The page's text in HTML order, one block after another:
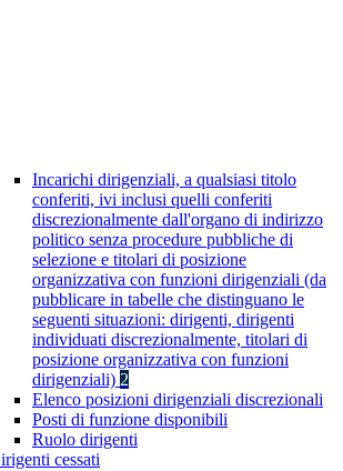
Incarichi dirigenziali, a qualsiasi titolo
conferiti, ivi inclusi quelli conferiti
discrezionalmente dall'organo di indirizzo
politico senza procedure pubbliche di
selezione e titolari di posizione
organizzativa con funzioni dirigenziali (da
pubblicare in tabelle che distinguano le
seguenti situazioni: dirigenti, dirigenti
individuati discrezionalmente, titolari di
posizione organizzativa con funzioni
dirigenziali) 2
Elenco posizioni dirigenziali discrezionali
Posti di funzione disponibili
Ruolo dirigenti
cessati